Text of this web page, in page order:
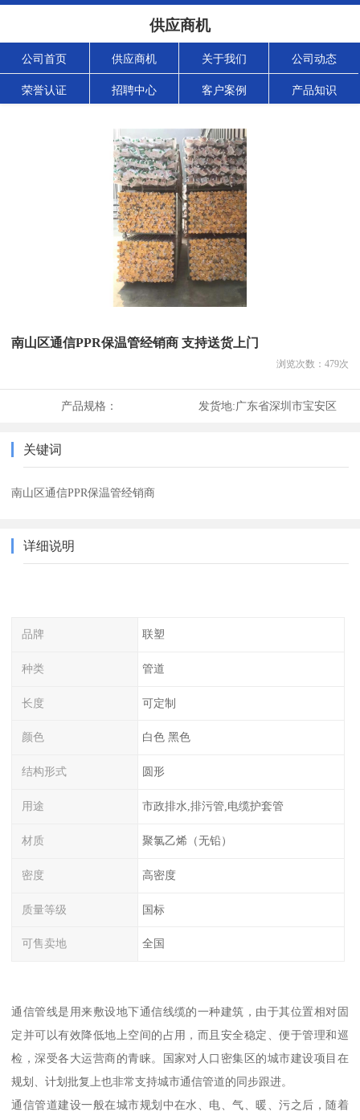
供应商机
公司首页 供应商机 关于我们 公司动态
荣誉认证 招聘中心 客户案例 产品知识
南山区通信PPR保温管经销商 支持送货上门
浏览次数： 479次
产品规格： 发货地:广东省深圳市宝安区
关键词
南山区通信PPR保温管经销商
详细说明
品牌 联塑
种类 管道
长度 可定制
颜色 白色 黑色
结构形式 圆形
用途 市政排水,排污管,电缆护套管
材质 聚氯乙烯（无铅）
密度 高密度
质量等级 国标
可售卖地 全国
通信管线是用来敷设地下通信线缆的一种建筑，由于其位置相对固
定并可以有效降低地上空间的占用，而且安全稳定、便于管理和巡
检，深受各大运营商的青睐。国家对人口密集区的城市建设项目在
规划、计划批复上也非常支持城市通信管道的同步跟进。
通信管道建设一般在城市规划中在水、电、气、暖、污之后，随着